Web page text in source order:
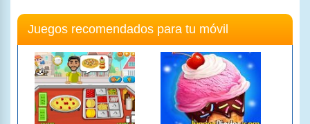
Juegos recomendados para tu móvil